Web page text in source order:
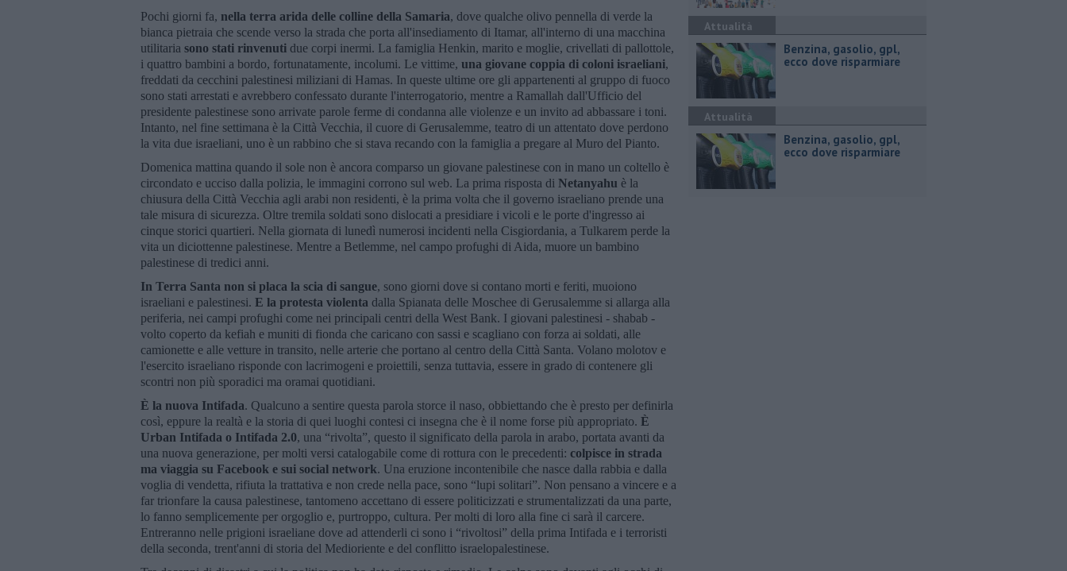
Pochi giorni fa, nella terra arida delle colline della Samaria, dove qualche olivo pennella di verde la
bianca pietraia che scende verso la strada che porta all'insediamento di Itamar, all'interno di una macchina
utilitaria sono stati rinvenuti due corpi inermi. La famiglia Henkin, marito e moglie, crivellati di pallottole,
i quattro bambini a bordo, fortunatamente, incolumi. Le vittime, una giovane coppia di coloni israeliani,
freddati da cecchini palestinesi miliziani di Hamas. In queste ultime ore gli appartenenti al gruppo di fuoco
sono stati arrestati e avrebbero confessato durante l'interrogatorio, mentre a Ramallah dall'Ufficio del
presidente palestinese sono arrivate parole ferme di condanna alle violenze e un invito ad abbassare i toni.
Intanto, nel fine settimana è la Città Vecchia, il cuore di Gerusalemme, teatro di un attentato dove perdono
la vita due israeliani, uno è un rabbino che si stava recando con la famiglia a pregare al Muro del Pianto.
Domenica mattina quando il sole non è ancora comparso un giovane palestinese con in mano un coltello è
circondato e ucciso dalla polizia, le immagini corrono sul web. La prima risposta di Netanyahu è la
chiusura della Città Vecchia agli arabi non residenti, è la prima volta che il governo israeliano prende una
tale misura di sicurezza. Oltre tremila soldati sono dislocati a presidiare i vicoli e le porte d'ingresso ai
cinque storici quartieri. Nella giornata di lunedì numerosi incidenti nella Cisgiordania, a Tulkarem perde la
vita un diciottenne palestinese. Mentre a Betlemme, nel campo profughi di Aida, muore un bambino
palestinese di tredici anni.
In Terra Santa non si placa la scia di sangue, sono giorni dove si contano morti e feriti, muoiono
israeliani e palestinesi. E la protesta violenta dalla Spianata delle Moschee di Gerusalemme si allarga alla
periferia, nei campi profughi come nei principali centri della West Bank. I giovani palestinesi - shabab -
volto coperto da kefiah e muniti di fionda che caricano con sassi e scagliano con forza ai soldati, alle
camionette e alle vetture in transito, nelle arterie che portano al centro della Città Santa. Volano molotov e
l'esercito israeliano risponde con lacrimogeni e proiettili, senza tuttavia, essere in grado di contenere gli
scontri non più sporadici ma oramai quotidiani.
È la nuova Intifada. Qualcuno a sentire questa parola storce il naso, obbiettando che è presto per definirla
così, eppure la realtà e la storia di quei luoghi contesi ci insegna che è il nome forse più appropriato. È
Urban Intifada o Intifada 2.0, una “rivolta”, questo il significato della parola in arabo, portata avanti da
una nuova generazione, per molti versi catalogabile come di rottura con le precedenti: colpisce in strada
ma viaggia su Facebook e sui social network. Una eruzione incontenibile che nasce dalla rabbia e dalla
voglia di vendetta, rifiuta la trattativa e non crede nella pace, sono “lupi solitari”. Non pensano a vincere e a
far trionfare la causa palestinese, tantomeno accettano di essere politicizzati e strumentalizzati da una parte,
lo fanno semplicemente per orgoglio e, purtroppo, cultura. Per molti di loro alla fine ci sarà il carcere.
Entreranno nelle prigioni israeliane dove ad attenderli ci sono i “rivoltosi” della prima Intifada e i terroristi
della seconda, trent'anni di storia del Medioriente e del conflitto israelopalestinese.
Attualità
​Benzina, gasolio, gpl,
ecco dove risparmiare
Attualità
​Benzina, gasolio, gpl,
ecco dove risparmiare